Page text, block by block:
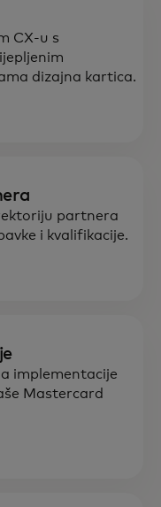
CX-u s
dizajna kartica.
partnera
i kvalifikacije.
implementacije
Mastercard